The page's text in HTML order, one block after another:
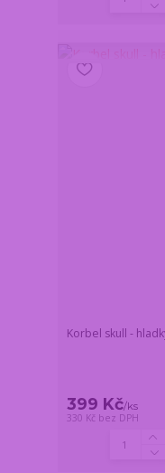
Korbel skull -
399 Kč/ks
330 Kč bez DPH